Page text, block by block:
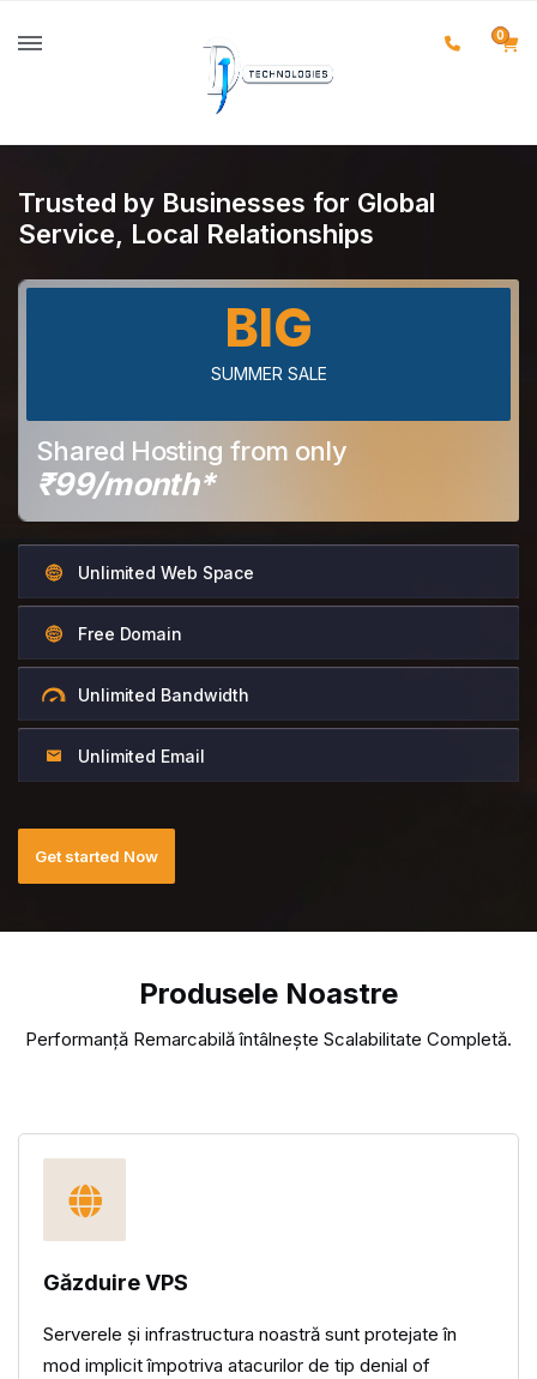
0
Trusted by Businesses for Global
Service, Local Relationships
BIG
SUMMER SALE
Shared Hosting from only
₹99/month*
Unlimited Web Space
Free Domain
Unlimited Bandwidth
Unlimited Email
Get started Now
Produsele Noastre
Performanță Remarcabilă întâlnește Scalabilitate Completă.
Găzduire VPS
Serverele și infrastructura noastră sunt protejate în
mod implicit împotriva atacurilor de tip denial of